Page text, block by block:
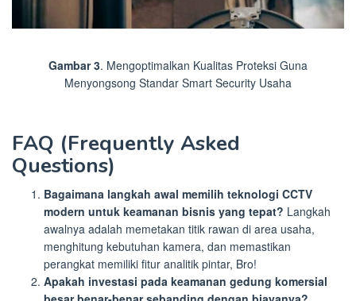
Gambar 3. Mengoptimalkan Kualitas Proteksi Guna
Menyongsong Standar Smart Security Usaha
FAQ (Frequently Asked
Questions)
Bagaimana langkah awal memilih teknologi CCTV
modern untuk keamanan bisnis yang tepat? Langkah
awalnya adalah memetakan titik rawan di area usaha,
menghitung kebutuhan kamera, dan memastikan
perangkat memiliki fitur analitik pintar, Bro!
Apakah investasi pada keamanan gedung komersial